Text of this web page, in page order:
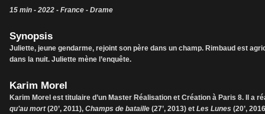
15 min - 2022 - France - Drame
Synopsis
Juliette, jeune gendarme, rejoint son père dans un champ. Rimbaud est
dans la nuit. Juliette mène l’enquête.
Karim Morel
Karim Morel est titulaire d’un Master Réalisation et Création à Paris 8. Il a
qu’au mort(20’, 2011), Champs de bataille (27’, 2013) et Les Lunes (20’,